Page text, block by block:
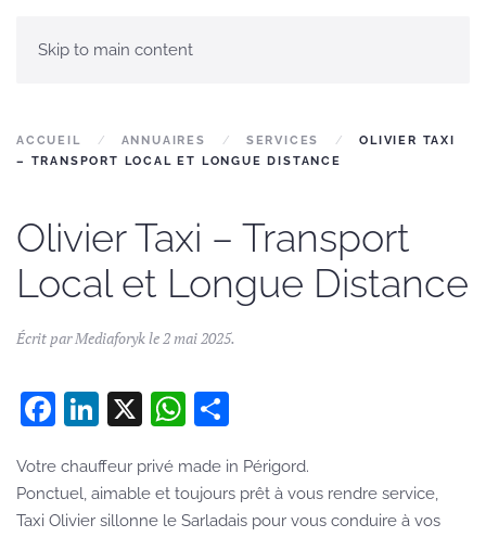
Skip to main content
ACCUEIL ANNUAIRES SERVICES
OLIVIER TAXI
– TRANSPORT LOCAL ET LONGUE DISTANCE
Olivier Taxi – Transport
Local et Longue Distance
Écrit parMediaforykle2 mai 2025.
Facebook
LinkedIn
X WhatsApp
Votre chauffeur privé made in Périgord.
Ponctuel, aimable et toujours prêt à vous rendre service,
Taxi Olivier sillonne le Sarladais pour vous conduire à vos